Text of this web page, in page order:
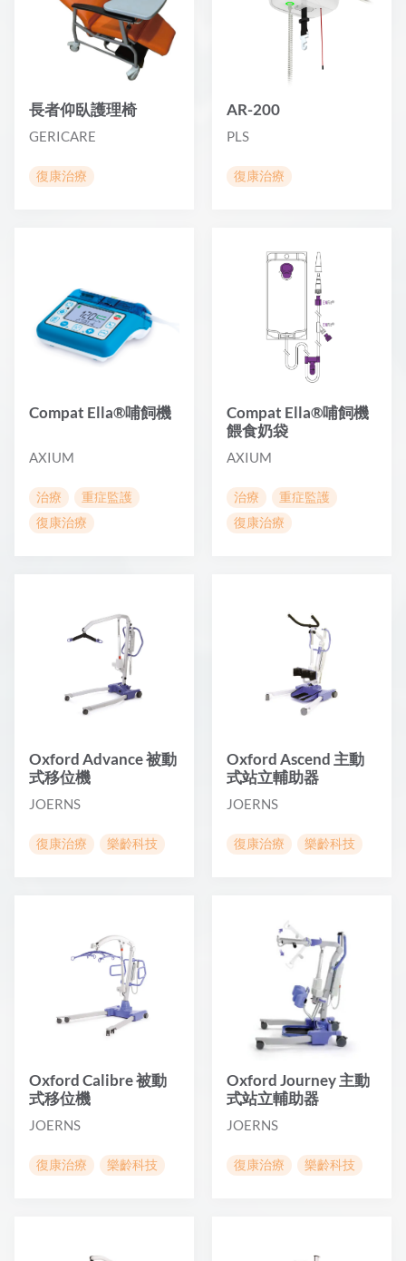
長者仰臥護理椅
GERICARE
復康治療
AR-200
PLS
復康治療
Compat Ella®哺飼機
AXIUM
治療
重症監護
復康治療
Compat Ella®哺飼機
餵食奶袋
AXIUM
治療
重症監護
復康治療
Oxford Advance 被動
式移位機
JOERNS
復康治療 樂齡科技
Oxford Ascend 主動
式站立輔助器
JOERNS
復康治療 樂齡科技
Oxford Calibre 被動
式移位機
JOERNS
復康治療 樂齡科技
Oxford Journey 主動
式站立輔助器
JOERNS
復康治療 樂齡科技